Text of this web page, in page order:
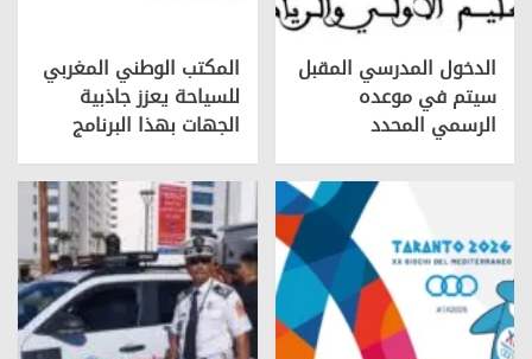
الدخول المدرسي المقبل
سیتم في موعده
الرسمي المحدد
المكتب الوطني المغربي
للسياحة يعزز جاذبية
الجهات بهذا البرنامج